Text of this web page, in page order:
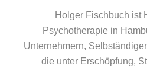
Holger Fischbuch ist
Psychotherapie in
Unternehmern,
die unter Erschöpfung,